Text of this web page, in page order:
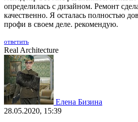
определилась с дизайном. Ремонт
качественно. Я осталась полностью
профи в своем деле. рекомендую.
ответить
Real Architecture
Елена Бизина
28.05.2020, 15:39